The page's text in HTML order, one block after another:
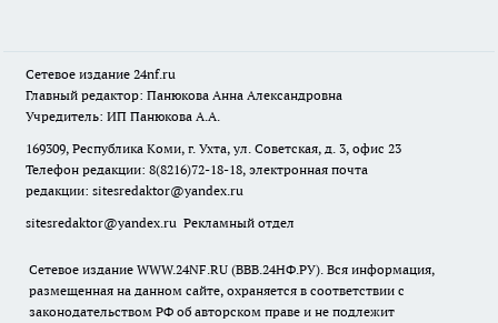
Сетевое издание 24nf.ru
Главный редактор: Панюкова Анна Александровна
Учредитель: ИП Панюкова А.А.
169309, Республика Коми, г. Ухта, ул. Советская, д. 3, офис 23
Телефон редакции: 8(8216)72-18-18, электронная почта
редакции: sitesredaktor@yandex.ru
sitesredaktor@yandex.ru Рекламный отдел
Сетевое издание WWW.24NF.RU (ВВВ.24НФ.РУ). Вся информация,
размещенная на данном сайте, охраняется в соответствии с
законодательством РФ об авторском праве и не подлежит